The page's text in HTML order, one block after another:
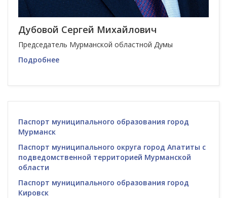
Дубовой Сергей Михайлович
Председатель Мурманской областной Думы
Подробнее
Паспорт муниципального образования город
Мурманск
Паспорт муниципального округа город Апатиты с
подведомственной территорией Мурманской
области
Паспорт муниципального образования город
Кировск